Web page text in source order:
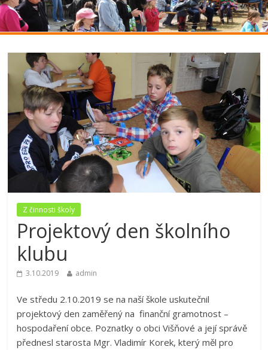
Z činnosti školy
Projektový den školního
klubu
3.10.2019 admin
Ve středu 2.10.2019 se na naší škole uskutečnil
projektový den zaměřený na finanční gramotnost –
hospodaření obce. Poznatky o obci Višňové a její správě
přednesl starosta Mgr. Vladimír Korek, který měl pro